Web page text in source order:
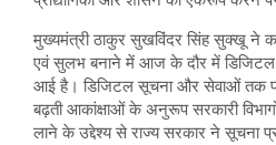
मुख्यमंत्री ठाकुर सुखविंदर सिंह सुक्खू ने
एवं सुलभ बनाने में आज के दौर में डिजिटल
आई है। डिजिटल सूचना और सेवाओं तक
बढ़ती आकांक्षाओं के अनुरूप सरकारी
लाने के उद्देश्य से राज्य सरकार ने सूचना